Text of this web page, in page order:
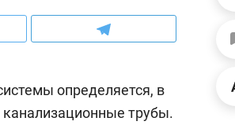
определяется, в
трубы.
кредитов
рынки, почему надо
чем интересен Оман?